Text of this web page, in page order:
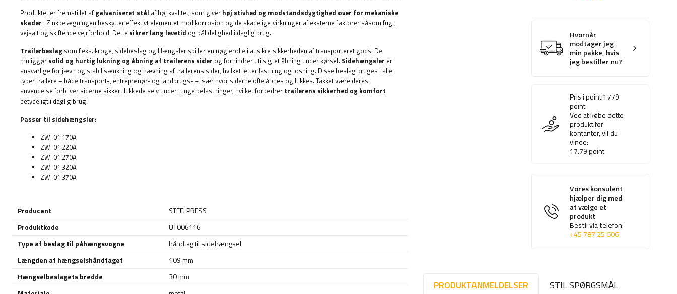
Hvornår
modtager jeg
min pakke, hvis
jeg bestiller nu?
Pris i point:1779
point
Ved at købe dette
produkt for
kontanter, vil du
vinde:
17.79point
Vores konsulent
hjælper dig med
at vælge et
produkt
Bestil via telefon:
+45 787 25 606
PRODUKTANMELDELSER STIL SPØRGSMÅL
Produktet er fremstillet af galvaniseret stål af høj kvalitet, som giver høj stivhed og modstandsdygtighed over for mekaniske
skader . Zinkbelægningen beskytter effektivt elementet mod korrosion og de skadelige virkninger af eksterne faktorer såsom fugt,
vejsalt og skiftende vejrforhold. Dette sikrer lang levetid og pålidelighed i daglig brug.
Trailerbeslag som f.eks. kroge, sidebeslag og Hængsler spiller en nøglerolle i at sikre sikkerheden af transporteret gods. De
muliggør solid og hurtig lukning og åbning af trailerens sider og forhindrer utilsigtet åbning under kørsel. Sidehængsler er
ansvarlige for jævn og stabil sænkning og hævning af trailerens sider, hvilket letter lastning og losning. Disse beslag bruges i alle
typer trailere – både transport-, entreprenør- og landbrugs- – især hvor siderne ofte åbnes og lukkes. Takket være deres
anvendelse forbliver siderne sikkert lukkede selv under tunge belastninger, hvilket forbedrer trailerens sikkerhed og komfort
betydeligt i daglig brug.
Passer til sidehængsler:
ZW-01.170A
ZW-01.220A
ZW-01.270A
ZW-01.320A
ZW-01.370A
Producent
STEELPRESS
Produktkode
UT006116
Type af beslag til påhængsvogne
håndtag til sidehængsel
Længden af hængselshåndtaget
109 mm
Hængselbeslagets bredde
30 mm